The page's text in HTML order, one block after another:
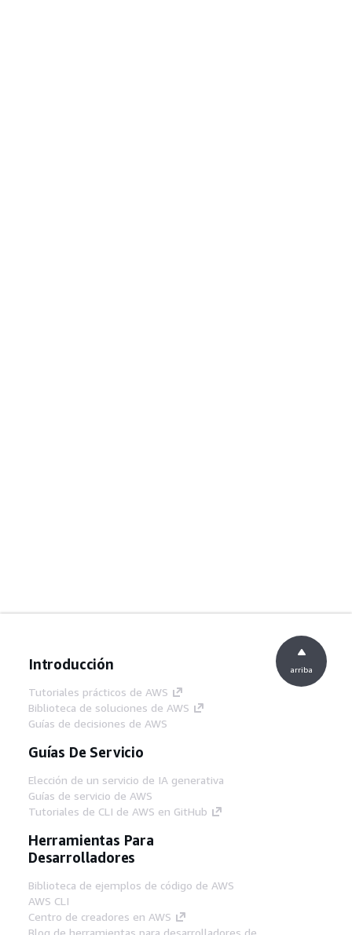
Introducción
Tutoriales prácticos de AWS
Biblioteca de soluciones de AWS
Guías de decisiones de AWS
Guías De Servicio
Elección de un servicio de IA generativa
Guías de servicio de AWS
Tutoriales de CLI de AWS en GitHub
Herramientas Para
Desarrolladores
Biblioteca de ejemplos de código de AWS
AWS CLI
Centro de creadores en AWS
Blog de herramientas para desarrolladores de
arriba